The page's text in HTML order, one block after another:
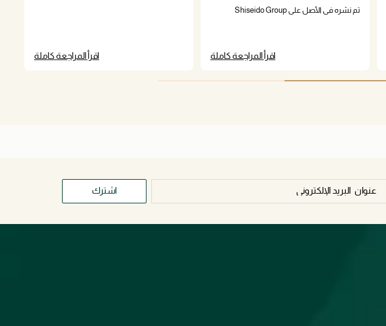
تم نشره في الأصل على Shiseido Group
اقرأ المراجعة كاملة اقرأ المراجعة كاملة
اشترك